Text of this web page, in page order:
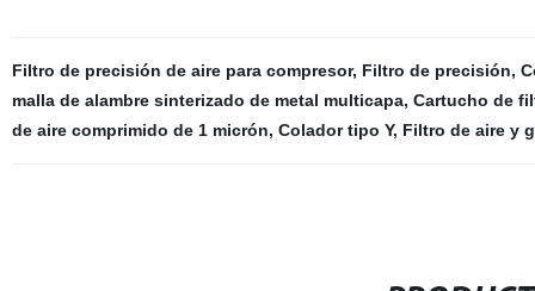
Filtro de precisión de aire para compresor, Filtro de precisión,
malla de alambre sinterizado de metal multicapa, Cartucho de
de aire comprimido de 1 micrón, Colador tipo Y, Filtro de aire y